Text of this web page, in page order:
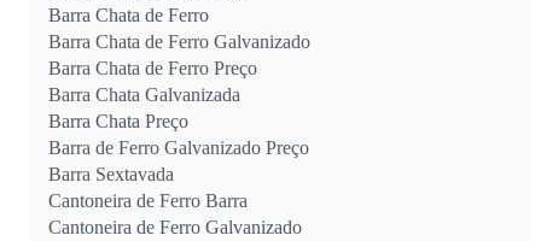
Barra Chata de Ferro
Barra Chata de Ferro Galvanizado
Barra Chata de Ferro Preço
Barra Chata Galvanizada
Barra Chata Preço
Barra de Ferro Galvanizado Preço
Barra Sextavada
Cantoneira de Ferro Barra
Cantoneira de Ferro Galvanizado